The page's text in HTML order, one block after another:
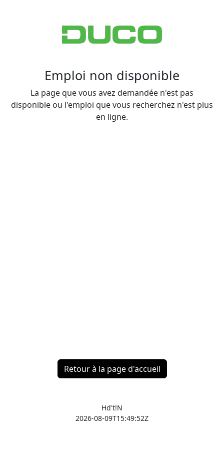
Emploi non disponible
La page que vous avez demandée n'est pas
disponible ou l'emploi que vous recherchez n'est plus
en ligne.
Retour à la page d'accueil
Hd't!N
2026-08-09T15:49:52Z